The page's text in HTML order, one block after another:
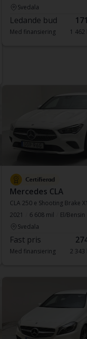
Svedala
Ledande bud
Med finansiering 1
Certifierad
Mercedes CLA
CLA 250 e Shooting Brake
2021
6 608 mil
El/Bensin
Svedala
Fast pris
Med finansiering 2